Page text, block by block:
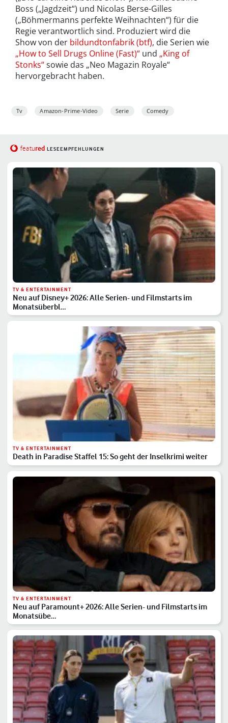
Boss („Jagdzeit“) und Nicolas Berse-Gilles
(„Böhmermanns perfekte Weihnachten“) für die
Regie verantwortlich sind. Produziert wird die
Show von der bildundtonfabrik (btf), die Serien wie
„How to Sell Drugs Online (Fast)“ und „King of
Stonks“sowie das „Neo Magazin Royale“
hervorgebracht haben.
Tv Amazon-Prime-Video Serie Comedy
featured LESEEMPFEHLUNGEN
TV & ENTERTAINMENT
Neu auf Disney+ 2026: Alle Serien- und Filmstarts im
Monatsüberbl…
TV & ENTERTAINMENT
Death in Paradise Staffel 15: So geht der Inselkrimi weiter
TV & ENTERTAINMENT
Neu auf Paramount+ 2026: Alle Serien- und Filmstarts im
Monatsübe…